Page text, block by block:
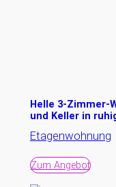
Helle 3-Zimmer-
und Keller in
Etagenwohnung
Zum Angebot